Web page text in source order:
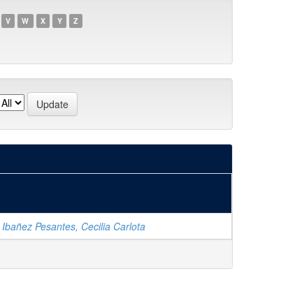
V W X Y Z
Ibañez Pesantes, Cecilia Carlota